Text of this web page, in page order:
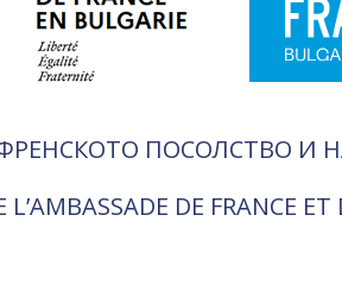
ПОСОЛСТВО И
DE FRANCE